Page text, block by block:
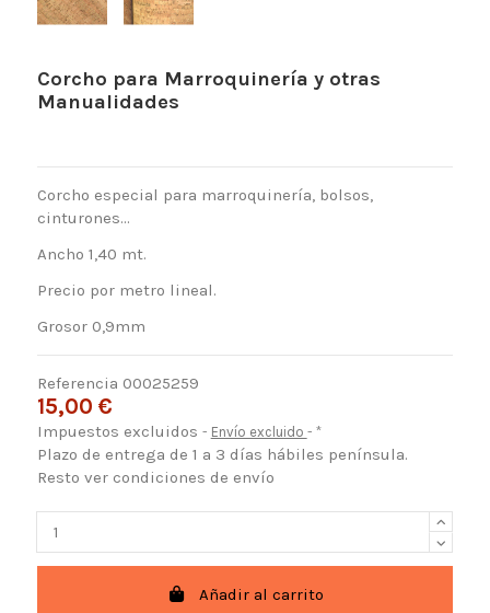
Corcho para Marroquinería y otras
Manualidades
Corcho especial para marroquinería, bolsos,
cinturones...
Ancho 1,40 mt.
Precio por metro lineal.
Grosor 0,9mm
Referencia 00025259
15,00 €
Impuestos excluidos Envío excluido *
Plazo de entrega de 1 a 3 días hábiles península.
Resto ver condiciones de envío
Añadir al carrito